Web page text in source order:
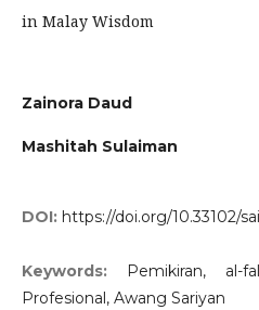
in Malay Wisdom
Zainora Daud
Mashitah Sulaiman
DOI: https://doi.org/10.33102/
Keywords:
Pemikiran, al-
Profesional, Awang Sariyan